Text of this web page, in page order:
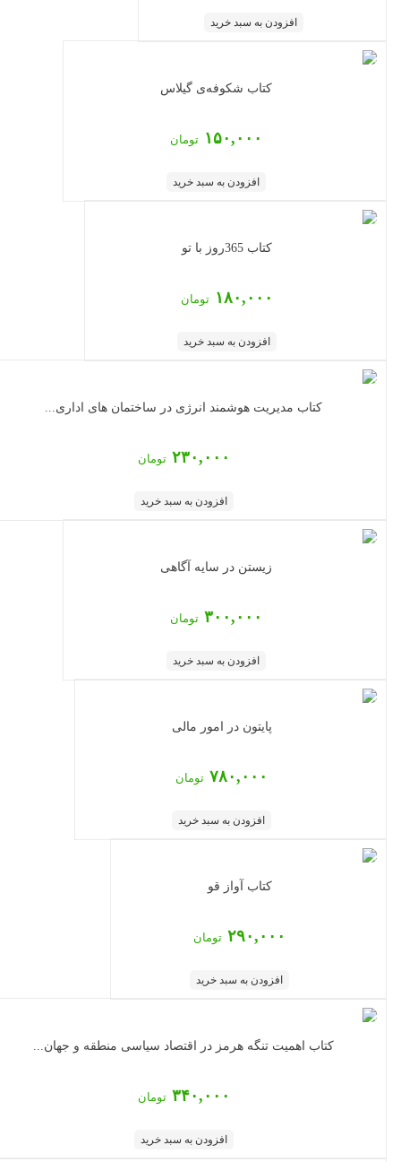
افزودن به سبد خرید
کتاب شکوفه‌ی گیلاس
۱۵۰,۰۰۰ تومان
افزودن به سبد خرید
کتاب 365روز با تو
۱۸۰,۰۰۰ تومان
افزودن به سبد خرید
کتاب مدیریت هوشمند انرژی در ساختمان های اداری...
۲۳۰,۰۰۰ تومان
افزودن به سبد خرید
زیستن در سایه آگاهی
۳۰۰,۰۰۰ تومان
افزودن به سبد خرید
پایتون در امور مالی
۷۸۰,۰۰۰ تومان
افزودن به سبد خرید
کتاب آواز قو
۲۹۰,۰۰۰ تومان
افزودن به سبد خرید
‏‫کتاب اهمیت تنگه هرمز در اقتصاد سیاسی منطقه و جهان...
۳۴۰,۰۰۰ تومان
افزودن به سبد خرید